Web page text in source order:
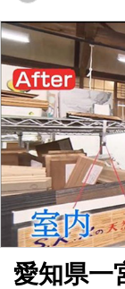
ー番組ですっ
ご存じの方も
ンさんはガー
れ、小中学生
レ取材班は彼
続けています
彼女の礼儀正
愛知県一